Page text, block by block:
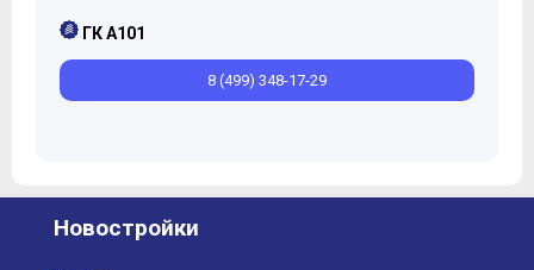
ГК А101
8 (499) 348-17-29
Новостройки